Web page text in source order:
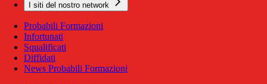
I siti del nostro network
Probabili Formazioni
Infortunati
Squalificati
Diffidati
News Probabili Formazioni